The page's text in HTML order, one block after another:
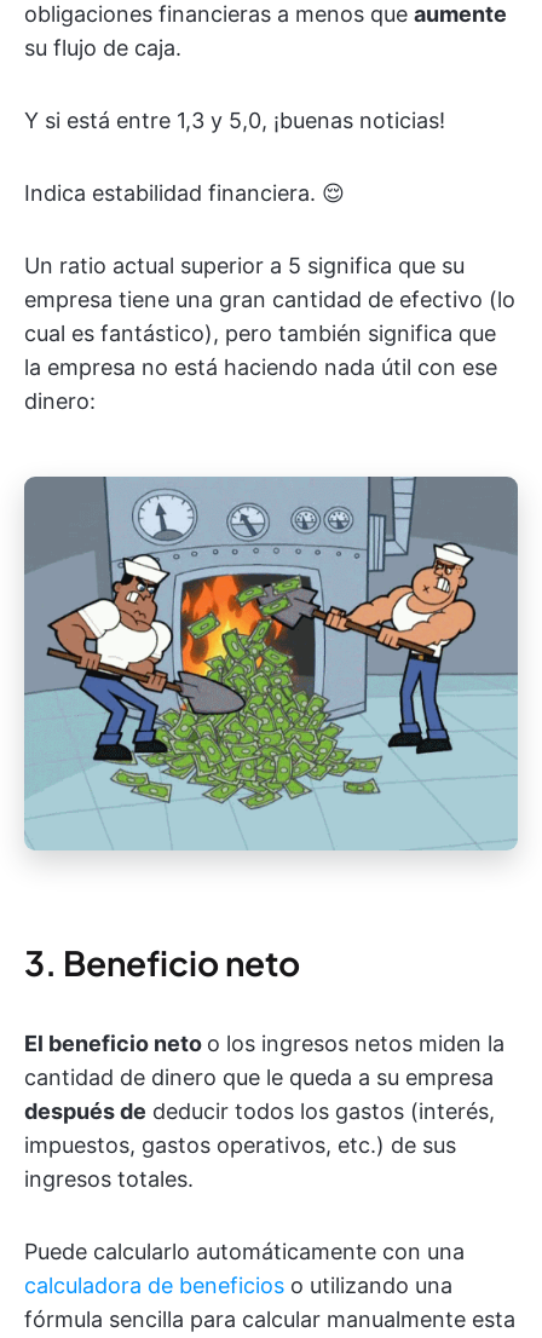
obligaciones financieras a menos que aumente
su flujo de caja.
Y si está entre 1,3 y 5,0, ¡buenas noticias!
Indica estabilidad financiera. 😌
Un ratio actual superior a 5 significa que su
empresa tiene una gran cantidad de efectivo (lo
cual es fantástico), pero también significa que
la empresa no está haciendo nada útil con ese
dinero:
3. Beneficio neto
El beneficio neto o los ingresos netos miden la
cantidad de dinero que le queda a su empresa
después de deducir todos los gastos (interés,
impuestos, gastos operativos, etc.) de sus
ingresos totales.
Puede calcularlo automáticamente con una
calculadora de beneficios o utilizando una
fórmula sencilla para calcular manualmente esta